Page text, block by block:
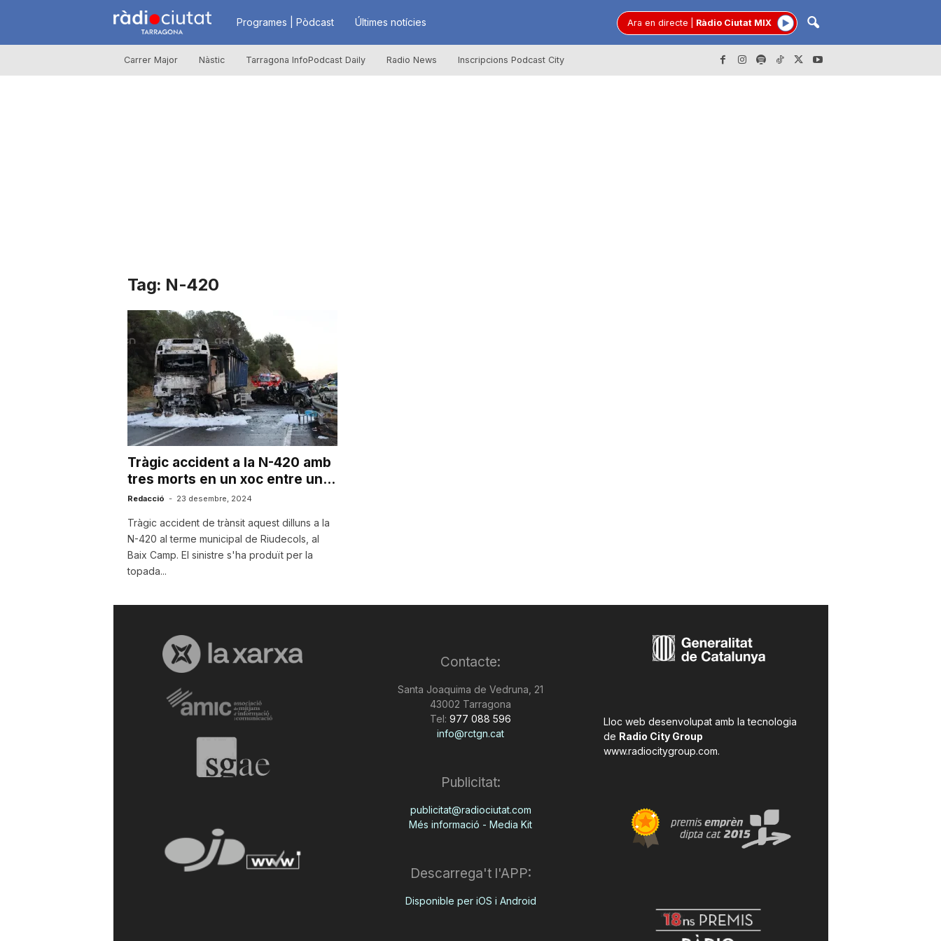
R
à
i
u
t
a
t
e
T
a
r
g
Programes | Pòdcast Últimes notícies Ara en directe Ràdio Ciutat MIX
Carrer Major Nàstic Tarragona InfoPodcast Daily Radio News Inscripcions Podcast City
Tag: N-420
Tràgic accident a la N-420 amb
tres morts en un xoc entre un...
Redacció - 23 desembre, 2024
Tràgic accident de trànsit aquest dilluns a la
N-420 al terme municipal de Riudecols, al
Baix Camp. El sinistre s'ha produït per la
topada...
Contacte:
Santa Joaquima de Vedruna, 21
43002 Tarragona
Tel: 977 088 596
info@rctgn.cat
Publicitat:
publicitat@radiociutat.com
Més informació - Media Kit
Descarrega't l'APP:
Disponible per iOS i Android
Lloc web desenvolupat amb la tecnologia
de Radio City Group
www.radiocitygroup.com.